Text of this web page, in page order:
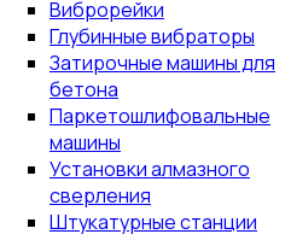
Виброрейки
Глубинные вибраторы
Затирочные машины для
бетона
Паркетошлифовальные
машины
Установки алмазного
сверления
Штукатурные станции